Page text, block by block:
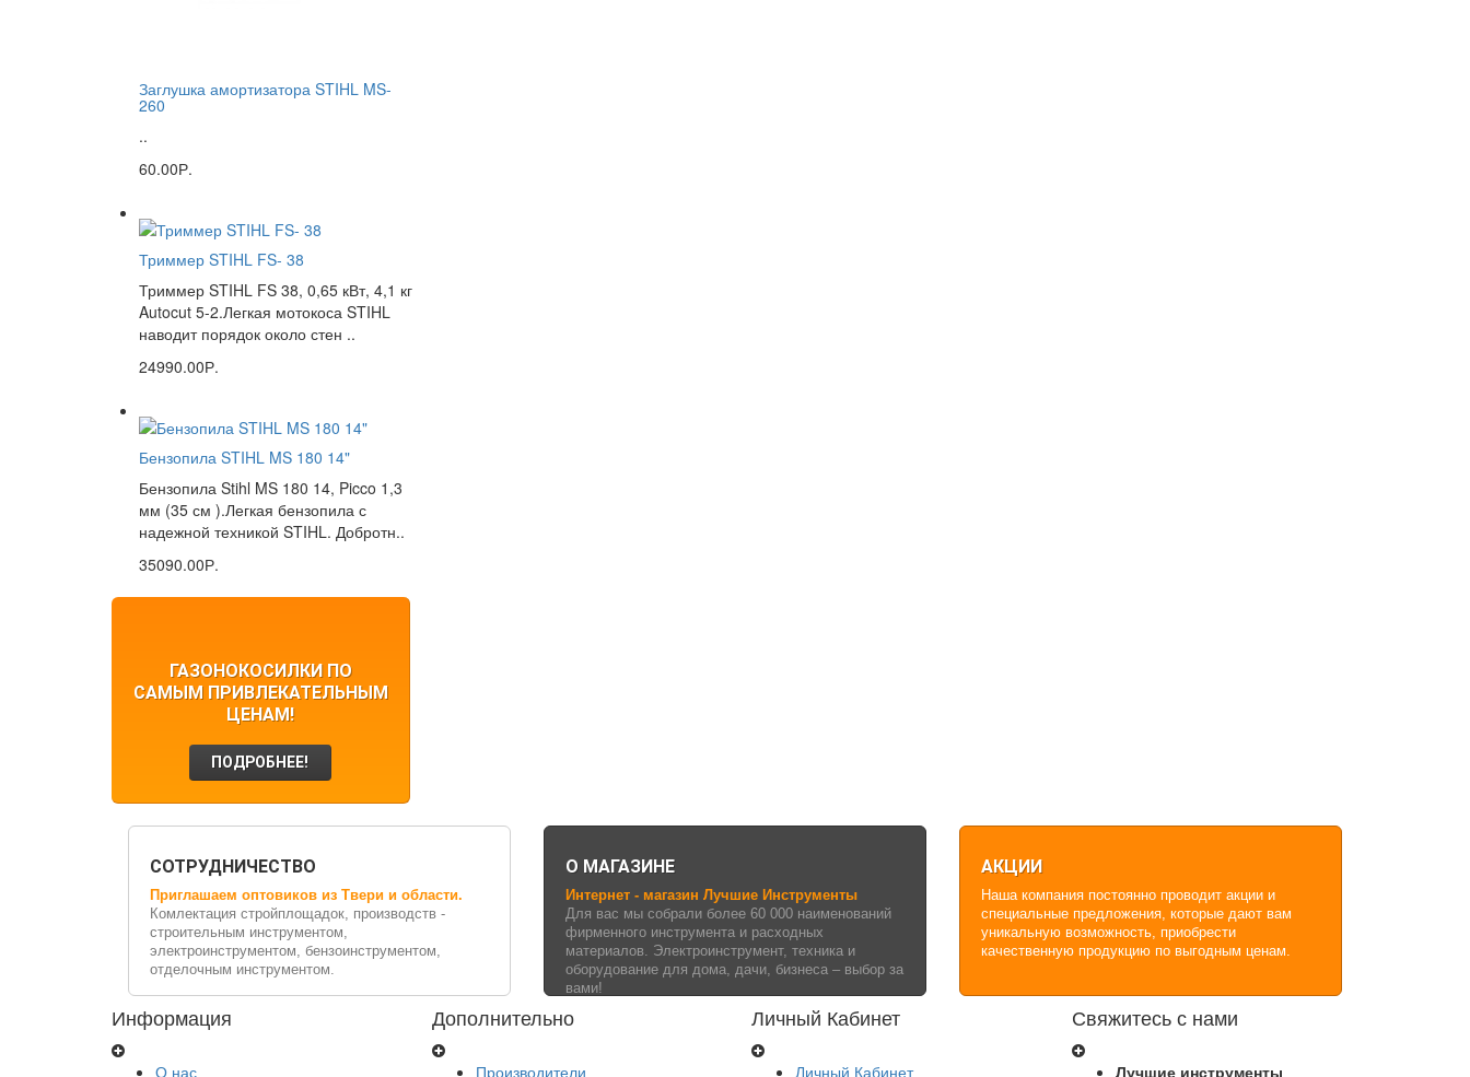
Заглушка амортизатора STIHL MS-
260
..
60.00Р.
Триммер STIHL FS- 38
Триммер STIHL FS 38, 0,65 кВт, 4,1 кг
Autocut 5-2.Легкая мотокоса STIHL
наводит порядок около стен ..
24990.00Р.
Бензопила STIHL MS 180 14"
Бензопила Stihl MS 180 14, Picco 1,3
мм (35 см ).Легкая бензопила с
надежной техникой STIHL. Добротн..
35090.00Р.
ГАЗОНОКОСИЛКИ ПО
САМЫМ ПРИВЛЕКАТЕЛЬНЫМ
ЦЕНАМ!
ПОДРОБНЕЕ!
СОТРУДНИЧЕСТВО
Приглашаем оптовиков из Твери и области.
Комлектация стройплощадок, производств -
строительным инструментом,
электроинструментом, бензоинструментом,
отделочным инструментом.
О МАГАЗИНЕ
Интернет - магазин Лучшие Инструменты
Для вас мы собрали более 60 000 наименований
фирменного инструмента и расходных
материалов. Электроинструмент, техника и
оборудование для дома, дачи, бизнеса – выбор за
вами!
АКЦИИ
Наша компания постоянно проводит акции и
специальные предложения, которые дают вам
уникальную возможность, приобрести
качественную продукцию по выгодным ценам.
Информация
О нас
Дополнительно
Производители
Личный Кабинет
Личный Кабинет
Свяжитесь с нами
Лучшие инструменты